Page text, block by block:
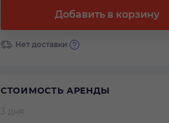
Добавить в корзину
Нет доставки
СТОИМОСТЬ АРЕНДЫ
3 дня